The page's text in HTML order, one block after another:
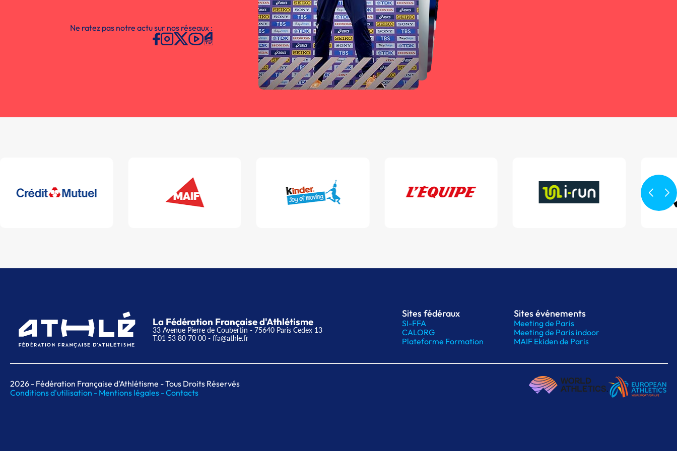
Ne ratez pas notre actu sur nos réseaux :
La Fédération Française d'Athlétisme
33 Avenue Pierre de Coubertin - 75640 Paris Cedex 13
T.01 53 80 70 00 - ffa@athle.fr
Sites fédéraux
SI-FFA
CALORG
Plateforme Formation
Sites événements
Meeting de Paris
Meeting de Paris indoor
MAIF Ekiden de Paris
2026 - Fédération Française d'Athlétisme - Tous Droits Réservés
Conditions d'utilisation - Mentions légales -Contacts